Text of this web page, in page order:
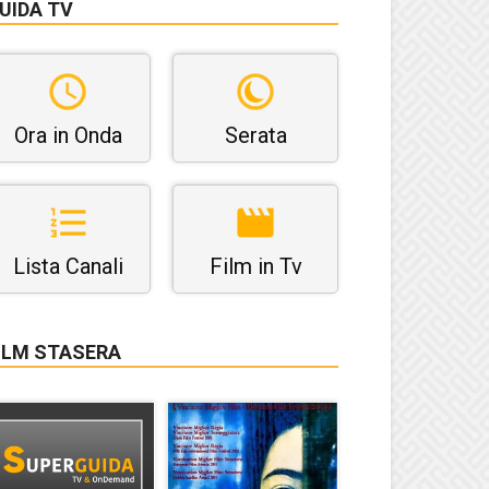
TV
Ora in Onda Serata
Lista Canali Film in Tv
STASERA